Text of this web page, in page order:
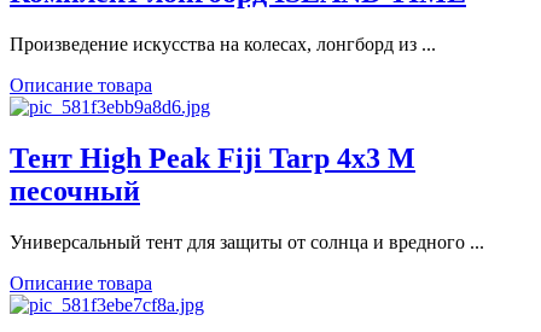
Произведение искусства на колесах, лонгборд из ...
Описание товара
Тент High Peak Fiji Tarp 4x3 M
песочный
Универсальный тент для защиты от солнца и вредного ...
Описание товара